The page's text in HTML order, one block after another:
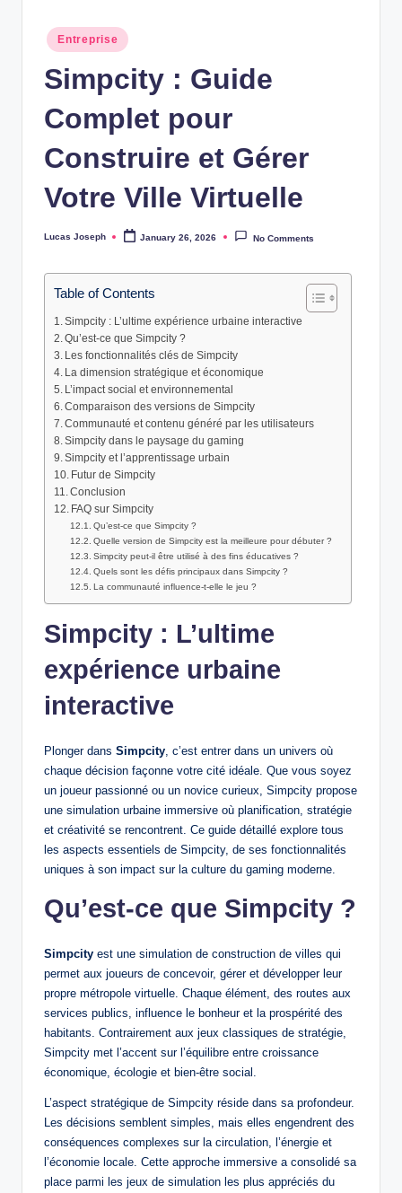
Posted
in
Entreprise
Simpcity : Guide
Complet pour
Construire et Gérer
Votre Ville Virtuelle
Posted
Lucas Joseph January 26, 2026 No Comments
Table of Contents
Simpcity : L’ultime expérience urbaine interactive
Qu’est-ce que Simpcity ?
Les fonctionnalités clés de Simpcity
La dimension stratégique et économique
L’impact social et environnemental
Comparaison des versions de Simpcity
Communauté et contenu généré par les utilisateurs
Simpcity dans le paysage du gaming
Simpcity et l’apprentissage urbain
Futur de Simpcity
Conclusion
FAQ sur Simpcity
Qu’est-ce que Simpcity ?
Quelle version de Simpcity est la meilleure pour débuter ?
Simpcity peut-il être utilisé à des fins éducatives ?
Quels sont les défis principaux dans Simpcity ?
La communauté influence-t-elle le jeu ?
Simpcity : L’ultime
expérience urbaine
interactive
Plonger dans Simpcity , c’est entrer dans un univers où
chaque décision façonne votre cité idéale. Que vous soyez
un joueur passionné ou un novice curieux, Simpcity propose
une simulation urbaine immersive où planification, stratégie
et créativité se rencontrent. Ce guide détaillé explore tous
les aspects essentiels de Simpcity, de ses fonctionnalités
uniques à son impact sur la culture du gaming moderne.
Qu’est-ce que Simpcity ?
Simpcity est une simulation de construction de villes qui
permet aux joueurs de concevoir, gérer et développer leur
propre métropole virtuelle. Chaque élément, des routes aux
services publics, influence le bonheur et la prospérité des
habitants. Contrairement aux jeux classiques de stratégie,
Simpcity met l’accent sur l’équilibre entre croissance
économique, écologie et bien-être social.
L’aspect stratégique de Simpcity réside dans sa profondeur.
Les décisions semblent simples, mais elles engendrent des
conséquences complexes sur la circulation, l’énergie et
l’économie locale. Cette approche immersive a consolidé sa
place parmi les jeux de simulation les plus appréciés du